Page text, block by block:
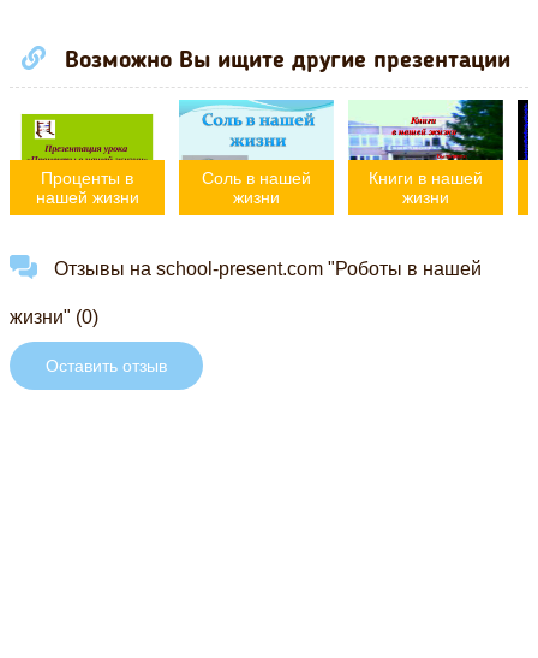
Возможно Вы ищите другие презентации
Проценты в
нашей жизни
Соль в нашей
жизни
Книги в нашей
жизни
Отзывы на school-present.com "Роботы в нашей
жизни" (0)
Оставить отзыв